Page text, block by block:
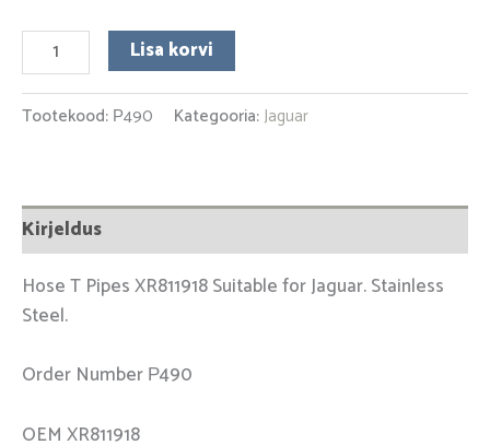
Lisa korvi
Tootekood: Р490 Kategooria: Jaguar
Kirjeldus
Hose T Pipes XR811918 Suitable for Jaguar. Stainless
Steel.
Order Number Р490
OEM XR811918